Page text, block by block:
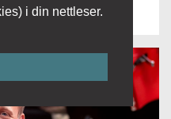
i din nettleser.